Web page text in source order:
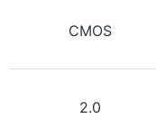
CMOS
2.0